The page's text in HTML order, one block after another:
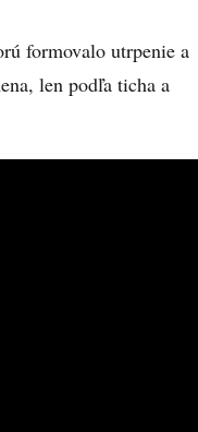
formovalo utrpenie a
len podľa ticha a